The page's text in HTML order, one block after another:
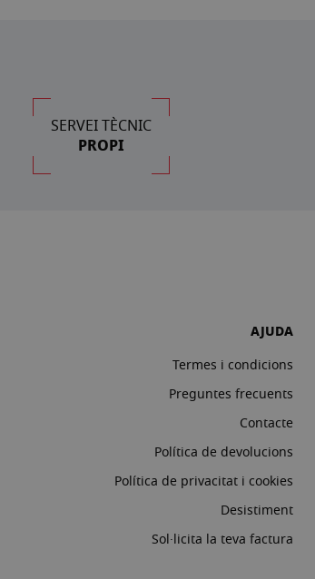
SERVEI TÈCNIC
PROPI
AJUDA
Termes i condicions
Preguntes frecuents
Contacte
Política de devolucions
Política de privacitat i cookies
Desistiment
Sol·licita la teva factura